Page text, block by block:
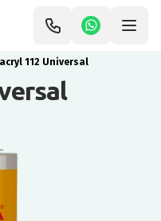
112 Universal